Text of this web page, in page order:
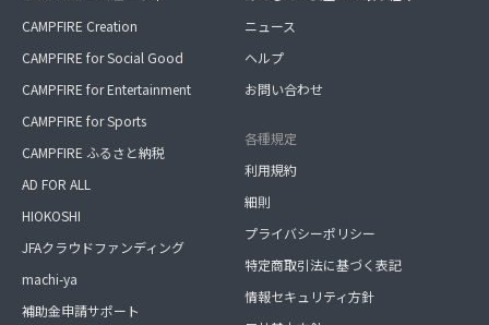
CAMPFIRE Creation
CAMPFIRE for Social Good
CAMPFIRE for Entertainment
CAMPFIRE for Sports
CAMPFIRE ふるさと納税
AD FOR ALL
HIOKOSHI
JFAクラウドファンディング
machi-ya
補助金申請サポート
ニュース
ヘルプ
お問い合わせ
各種規定
利用規約
細則
プライバシーポリシー
特定商取引法に基づく表記
情報セキュリティ方針